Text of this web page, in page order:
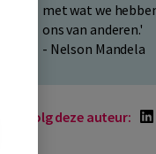
met wat we
ons van anderen.'
- Nelson Mandela
Volg deze auteur: